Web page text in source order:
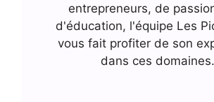
entrepreneurs, de
d'éducation, l'équipe Les
vous fait profiter de son
dans ces domaines.